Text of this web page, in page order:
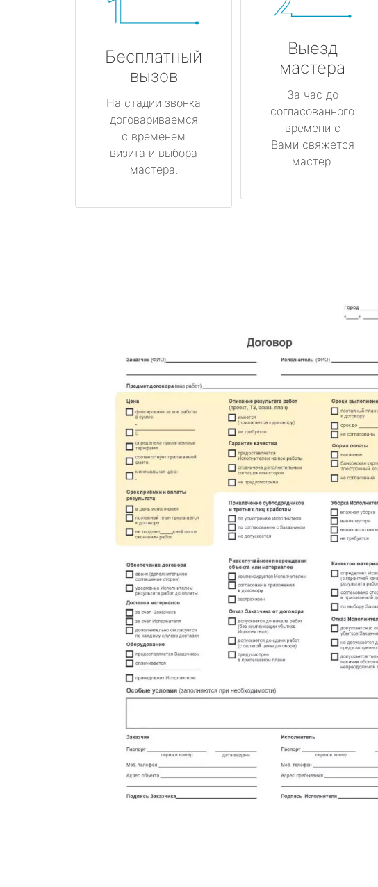
Бесплатный
вызов
На стадии звонка
договариваемся
с временем
визита и выбора
мастера.
Выезд
мастера
За час до
согласованного
времени с
Вами свяжется
мастер.